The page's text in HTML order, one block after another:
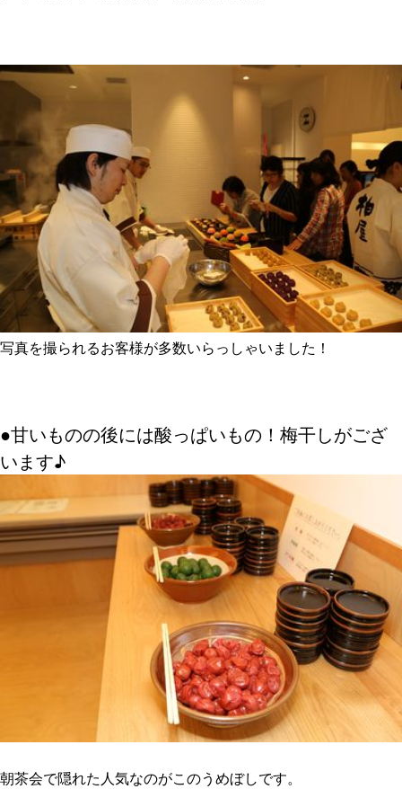
写真を撮られるお客様が多数いらっしゃいました！
●甘いものの後には酸っぱいもの！梅干しがござ
います♪
朝茶会で隠れた人気なのがこのうめぼしです。